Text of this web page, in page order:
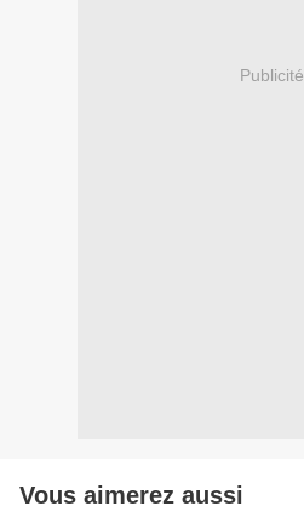
Publicité
Vous aimerez aussi